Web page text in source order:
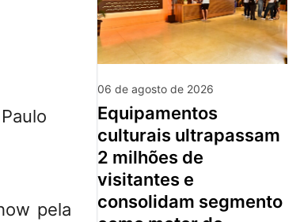
pela
06 de agosto de 2026
equipamentos
culturais ultrapassam
2 milhões de
visitantes e
consolidam segmento